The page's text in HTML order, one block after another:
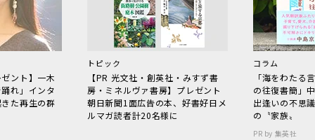
ント】一木
れ」インタ
た再生の群
トピック
【PR 光文社・創英社・みすず書
房・ミネルヴァ書房】プレゼント
朝日新聞1面広告の本、好書好日メ
ルマガ読者計20名様に
コラム
「海をわた
の往復書簡」
出逢いの不思
の〝家族〟
PR by 集英社